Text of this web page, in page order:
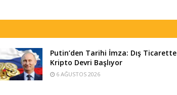
Putin’den Tarihi İmza: Dış Ticarette
Kripto Devri Başlıyor
6 AĞUSTOS 2026